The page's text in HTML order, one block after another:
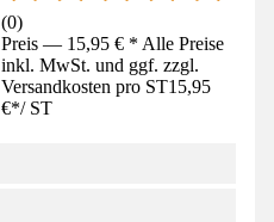
(0)
Preis — 15,95 € * Alle Preise
inkl. MwSt. und ggf. zzgl.
Versandkosten pro ST15,95
€*/ ST